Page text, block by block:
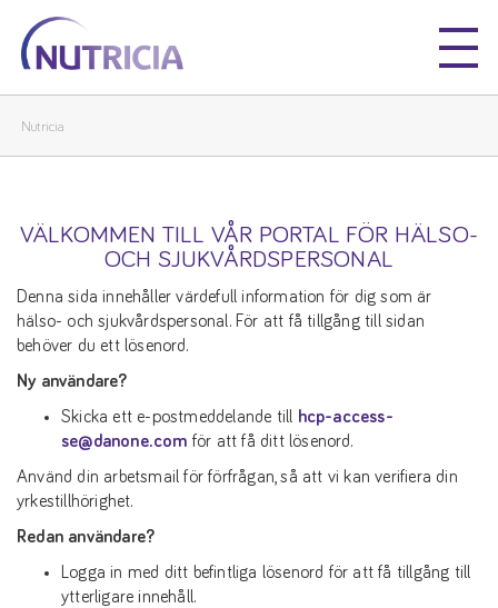
Nutricia
Nutricia
Nutricia
VÄLKOMMEN TILL VÅR PORTAL FÖR HÄLSO-
OCH SJUKVÅRDSPERSONAL
Denna sida innehåller värdefull information för dig som är
hälso- och sjukvårdspersonal. För att få tillgång till sidan
behöver du ett lösenord.
Ny användare?
Skicka ett e-postmeddelande till
hcp-access-
se@danone.com för att få ditt lösenord.
Använd din arbetsmail för förfrågan, så att vi kan verifiera din
yrkestillhörighet.
Redan användare?
Logga in med ditt befintliga lösenord för att få tillgång till
ytterligare innehåll.